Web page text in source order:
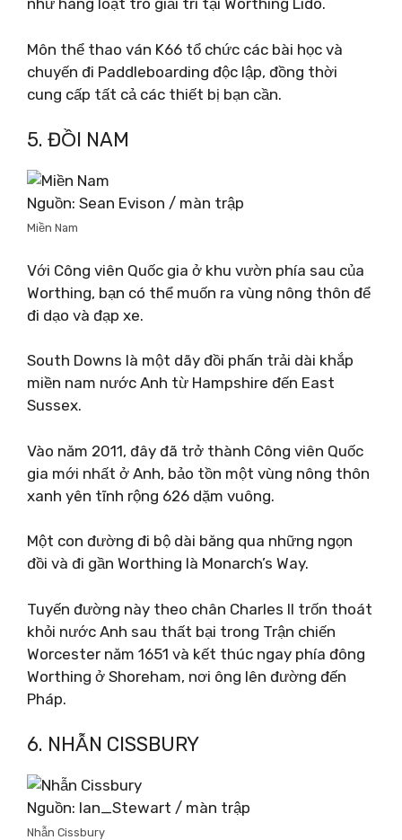
như hàng loạt trò giải trí tại Worthing Lido.
Môn thể thao ván K66 tổ chức các bài học và
chuyến đi Paddleboarding độc lập, đồng thời
cung cấp tất cả các thiết bị bạn cần.
5. ĐỒI NAM
Nguồn: Sean Evison / màn trập
Miền Nam
Với Công viên Quốc gia ở khu vườn phía sau của
Worthing, bạn có thể muốn ra vùng nông thôn để
đi dạo và đạp xe.
South Downs là một dãy đồi phấn trải dài khắp
miền nam nước Anh từ Hampshire đến East
Sussex.
Vào năm 2011, đây đã trở thành Công viên Quốc
gia mới nhất ở Anh, bảo tồn một vùng nông thôn
xanh yên tĩnh rộng 626 dặm vuông.
Một con đường đi bộ dài băng qua những ngọn
đồi và đi gần Worthing là Monarch’s Way.
Tuyến đường này theo chân Charles II trốn thoát
khỏi nước Anh sau thất bại trong Trận chiến
Worcester năm 1651 và kết thúc ngay phía đông
Worthing ở Shoreham, nơi ông lên đường đến
Pháp.
6. NHẪN CISSBURY
Nguồn: Ian_Stewart / màn trập
Nhẫn Cissbury